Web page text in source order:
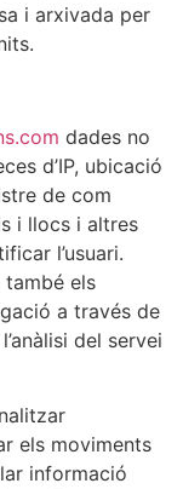
i arxivada per
dades no
d’IP, ubicació
de com
i llocs i altres
l’usuari.
també els
a través de
del servei
els moviments
informació